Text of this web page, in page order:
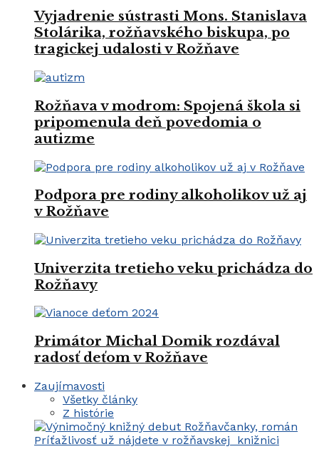
Vyjadrenie sústrasti Mons. Stanislava
Stolárika, rožňavského biskupa, po
tragickej udalosti v Rožňave
Rožňava v modrom: Spojená škola si
pripomenula deň povedomia o
autizme
Podpora pre rodiny alkoholikov už aj
v Rožňave
Univerzita tretieho veku prichádza do
Rožňavy
Primátor Michal Domik rozdával
radosť deťom v Rožňave
Zaujímavosti
Všetky články
Z histórie